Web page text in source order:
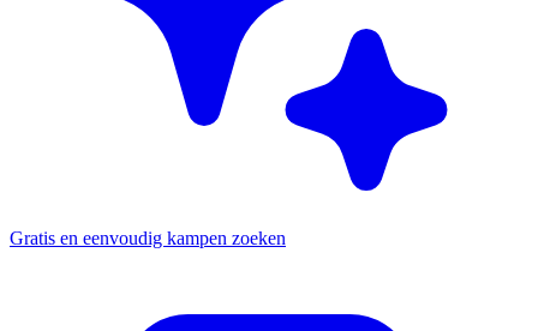
Gratis en eenvoudig kampen zoeken